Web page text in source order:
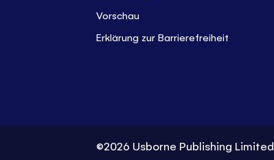
Vorschau
Erklärung zur Barrierefreiheit
©2026 Usborne Publishing Limited